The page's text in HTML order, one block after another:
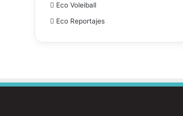
Eco Voleiball
Eco Reportajes